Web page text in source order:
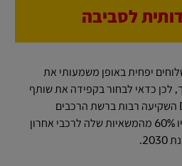
יפחית באופן משמעותי את
לכן כדאי לבחור בקפידה את שותף
הלוגיסטיקה שלך. חברת DHL השקיעה רבות ברשת הרכבים
החשמליים שלה, במטרה שיהיו 60% מהמשאיות שלה לרכבי אחרון